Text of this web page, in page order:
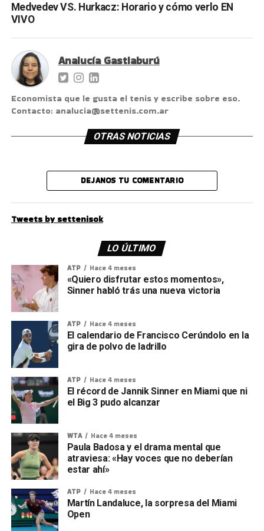
Medvedev VS. Hurkacz: Horario y cómo verlo EN
VIVO
Analucía Gastiaburú
Economista que le gusta el tenis y escribe sobre eso.
Contacto: analucia@settenis.com.ar
OTRAS NOTICIAS
DEJANOS TU COMENTARIO
Tweets by settenisok
LO ÚLTIMO
ATP Hace 4 meses
«Quiero disfrutar estos momentos»,
Sinner habló trás una nueva victoria
ATP Hace 4 meses
El calendario de Francisco Cerúndolo en la
gira de polvo de ladrillo
ATP Hace 4 meses
El récord de Jannik Sinner en Miami que ni
el Big 3 pudo alcanzar
WTA Hace 4 meses
Paula Badosa y el drama mental que
atraviesa: «Hay voces que no deberían
estar ahí»
ATP Hace 4 meses
Martín Landaluce, la sorpresa del Miami
Open